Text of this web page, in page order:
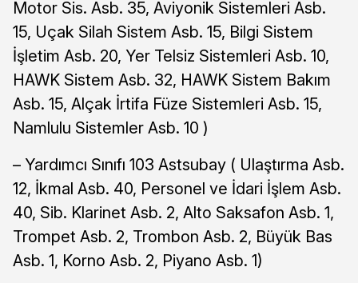
Motor Sis. Asb. 35, Aviyonik Sistemleri Asb.
15, Uçak Silah Sistem Asb. 15, Bilgi Sistem
İşletim Asb. 20, Yer Telsiz Sistemleri Asb. 10,
HAWK Sistem Asb. 32, HAWK Sistem Bakım
Asb. 15, Alçak İrtifa Füze Sistemleri Asb. 15,
Namlulu Sistemler Asb. 10 )
– Yardımcı Sınıfı 103 Astsubay ( Ulaştırma Asb.
12, İkmal Asb. 40, Personel ve İdari İşlem Asb.
40, Sib. Klarinet Asb. 2, Alto Saksafon Asb. 1,
Trompet Asb. 2, Trombon Asb. 2, Büyük Bas
Asb. 1, Korno Asb. 2, Piyano Asb. 1)